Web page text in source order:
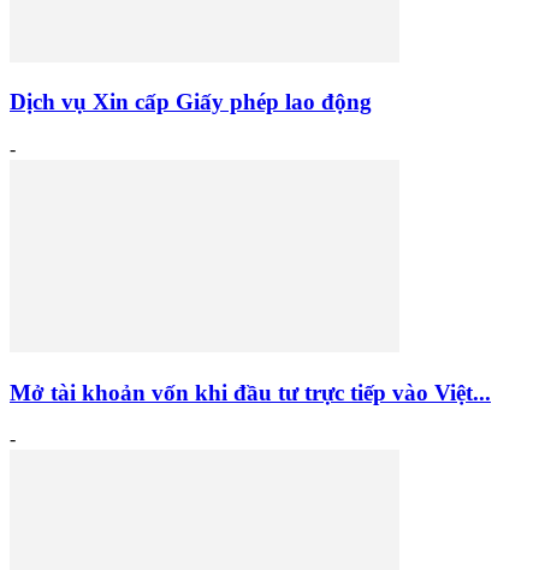
Dịch vụ Xin cấp Giấy phép lao động
-
Mở tài khoản vốn khi đầu tư trực tiếp vào Việt...
-